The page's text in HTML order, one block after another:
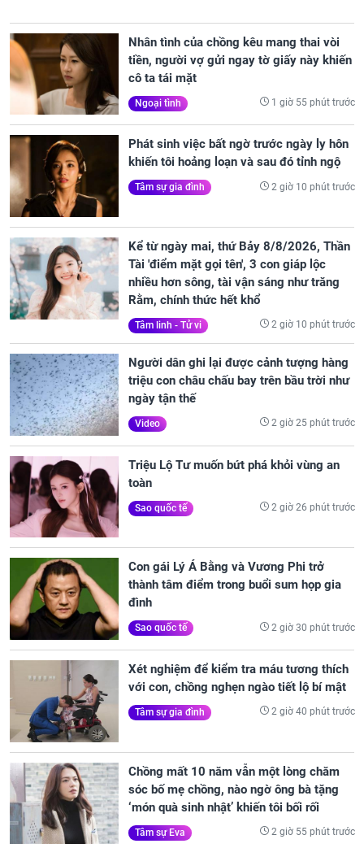
Nhân tình của chồng kêu mang thai vòi
tiền, người vợ gửi ngay tờ giấy này khiến
cô ta tái mặt
Ngoại tình 1 giờ 55 phút trước
Phát sinh việc bất ngờ trước ngày ly hôn
khiến tôi hoảng loạn và sau đó tỉnh ngộ
Tâm sự gia đình 2 giờ 10 phút trước
Kể từ ngày mai, thứ Bảy 8/8/2026, Thần
Tài 'điểm mặt gọi tên', 3 con giáp lộc
nhiều hơn sông, tài vận sáng như trăng
Rằm, chính thức hết khổ
Tâm linh - Tử vi 2 giờ 10 phút trước
Người dân ghi lại được cảnh tượng hàng
triệu con châu chấu bay trên bầu trời như
ngày tận thế
Video 2 giờ 25 phút trước
Triệu Lộ Tư muốn bứt phá khỏi vùng an
toàn
Sao quốc tế 2 giờ 26 phút trước
Con gái Lý Á Bằng và Vương Phi trở
thành tâm điểm trong buổi sum họp gia
đình
Sao quốc tế 2 giờ 30 phút trước
Xét nghiệm để kiểm tra máu tương thích
với con, chồng nghẹn ngào tiết lộ bí mật
Tâm sự gia đình 2 giờ 40 phút trước
Chồng mất 10 năm vẫn một lòng chăm
sóc bố mẹ chồng, nào ngờ ông bà tặng
‘món quà sinh nhật’ khiến tôi bối rối
Tâm sự Eva 2 giờ 55 phút trước